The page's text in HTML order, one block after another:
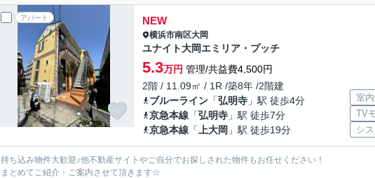
アパート NEW
横浜市南区大岡
ユナイト大岡エミリア・プッチ
5.3万円 管理/共益費4,500円
2階 / 11.09㎡ / 1R /築8年 /2階建
ブルーライン 「弘明寺 」駅 徒歩4分
京急本線 「弘明寺 」駅 徒歩7分
京急本線 「 上大岡 」駅 徒歩19分
室
TV
シ
持ち込み物件大歓迎♪他不動産サイトやご自分でお探しされた物件もお任せください！
まとめてご紹介・ご案内させて頂きます☆